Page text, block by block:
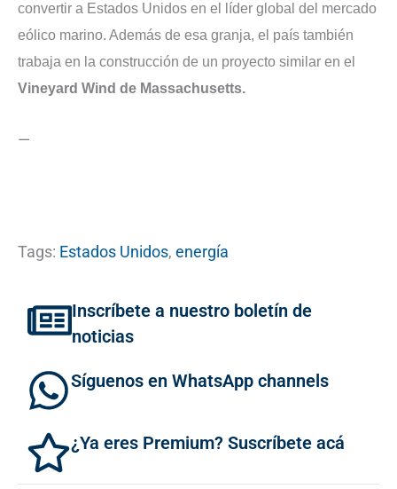
convertir a Estados Unidos en el líder global del mercado
eólico marino. Además de esa granja, el país también
trabaja en la construcción de un proyecto similar en el
Vineyard Wind de Massachusetts.
—
Tags: Estados Unidos, energía
Inscríbete a nuestro boletín de
noticias
Síguenos en WhatsApp channels
¿Ya eres Premium? Suscríbete acá